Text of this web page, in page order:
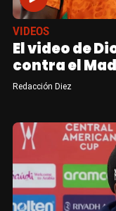
VIDEOS
El video de
contra el
Redacción Diez